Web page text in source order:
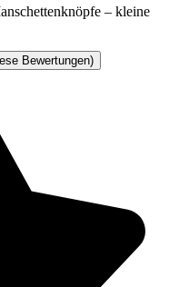
– kleine
Bewertungen)